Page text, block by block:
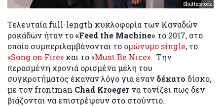
Shutterstock
Τελευταία full-length κυκλοφορία των Καναδών
ροκάδων ήταν το«Feed the Machine» το 2017, στο
οποίο συμπεριλαμβάνονται το ομώνυμο single, το
«Song on Fire» και το«Must Be Nice». Την
περασμένη χρονιά ορισμένα μέλη του
συγκροτήματος έκαναν λόγο για έναν δέκατο δίσκο,
με τον frontman Chad Kroeger να τονίζει πως δεν
βιάζονται να επιστρέψουν στο στούντιο.